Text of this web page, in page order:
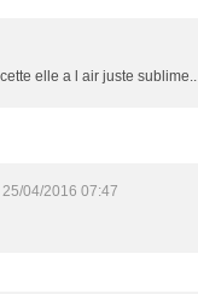
elle a l air juste sublime..
25/04/2016 07:47